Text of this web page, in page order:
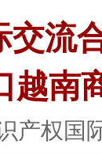
交流
越南
产权